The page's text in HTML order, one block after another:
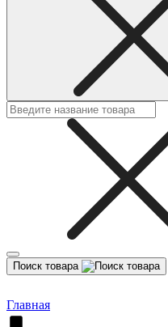
Поиск товара
Главная